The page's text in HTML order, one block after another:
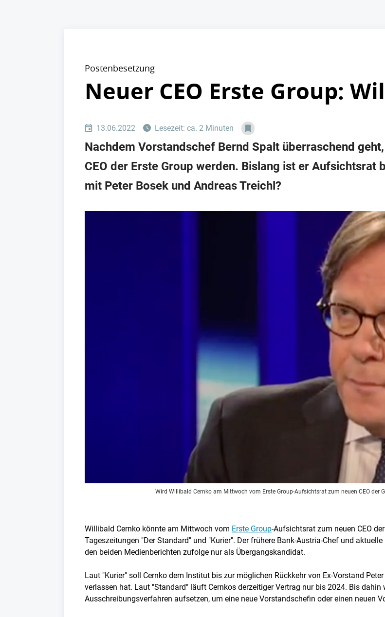
Postenbesetzung
Neuer CEO Erste Group:
13.06.2022 Lesezeit: ca. 2 Minuten
Nachdem Vorstandschef Bernd Spalt überraschend
CEO der Erste Group werden. Bislang ist er Aufsichtsrat
mit Peter Bosek und Andreas Treichl?
Wird Willibald Cernko am Mittwoch vom Erste Group-Aufsichtsrat zum neuen CEO der
Willibald Cernko könnte am Mittwoch vom Erste Group-Aufsichtsrat zum neuen CEO
Tageszeitungen "Der Standard" und "Kurier". Der frühere Bank-Austria-Chef und
den beiden Medienberichten zufolge nur als Übergangskandidat.
Laut "Kurier" soll Cernko dem Institut bis zur möglichen Rückkehr von Ex-Vorstand
verlassen hat. Laut "Standard" läuft Cernkos derzeitiger Vertrag nur bis 2024. Bis
Ausschreibungsverfahren aufsetzen, um eine neue Vorstandschefin oder einen neuen